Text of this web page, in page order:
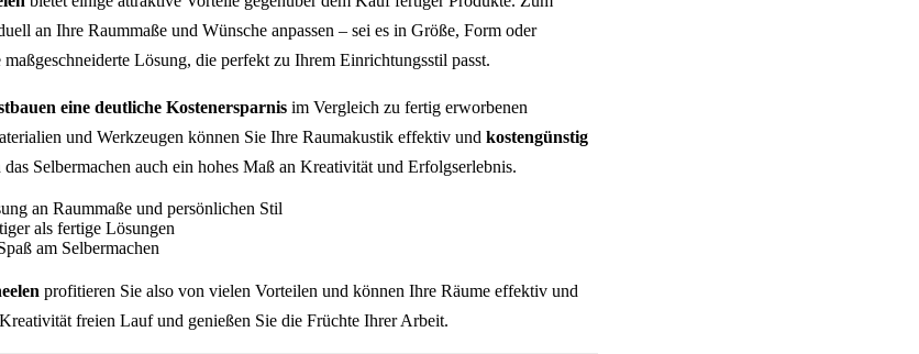
an Ihre Raummaße und Wünsche anpassen – sei es in Größe, Form oder
Lösung, die perfekt zu Ihrem Einrichtungsstil passt.
eine deutliche Kostenersparnis im Vergleich zu fertig erworbenen
und Werkzeugen können Sie Ihre Raumakustik effektiv und kostengünstig
Selbermachen auch ein hohes Maß an Kreativität und Erfolgserlebnis.
an Raummaße und persönlichen Stil
als fertige Lösungen
am Selbermachen
profitieren Sie also von vielen Vorteilen und können Ihre Räume effektiv und
freien Lauf und genießen Sie die Früchte Ihrer Arbeit.